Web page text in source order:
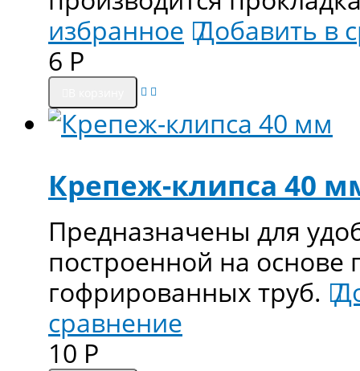
избранное Добавить в
6 Р
Крепеж-клипса 40
Предназначены для
построенной на основе
гофрированных труб.
сравнение
10 Р